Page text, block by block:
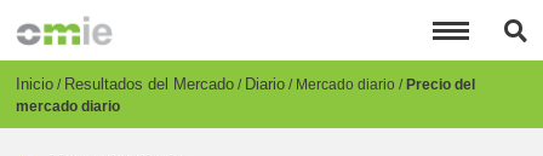
principal
Breadcrumb
Inicio Resultados del Mercado Diario Mercado diario Precio del
mercado diario